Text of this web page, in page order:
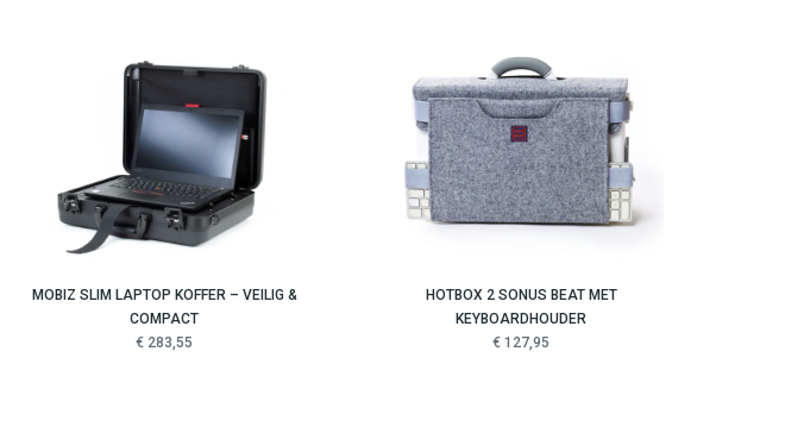
MOBIZ SLIM LAPTOP KOFFER – VEILIG &
COMPACT
€ 283,55
HOTBOX 2 SONUS BEAT MET
KEYBOARDHOUDER
€ 127,95